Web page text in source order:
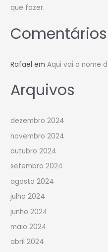
que fazer.
Comentários
Rafael emAqui vai o nome
Arquivos
dezembro 2024
novembro 2024
outubro 2024
setembro 2024
agosto 2024
julho 2024
junho 2024
maio 2024
abril 2024